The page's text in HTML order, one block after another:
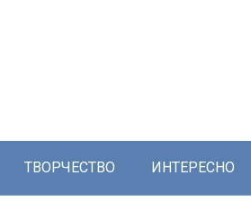
ТВОРЧЕСТВО ИНТЕРЕСНО